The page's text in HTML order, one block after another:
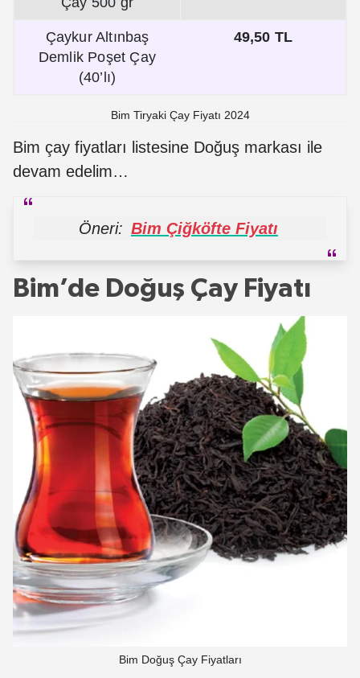
Çaykur Altınbaş
Demlik Poşet Çay
(40’lı)
49,50 TL
Bim Tiryaki Çay Fiyatı 2024
Bim çay fiyatları listesine Doğuş markası ile
devam edelim…
Öneri: Bim Çiğköfte Fiyatı
Bim’de Doğuş Çay Fiyatı
Bim Doğuş Çay Fiyatları